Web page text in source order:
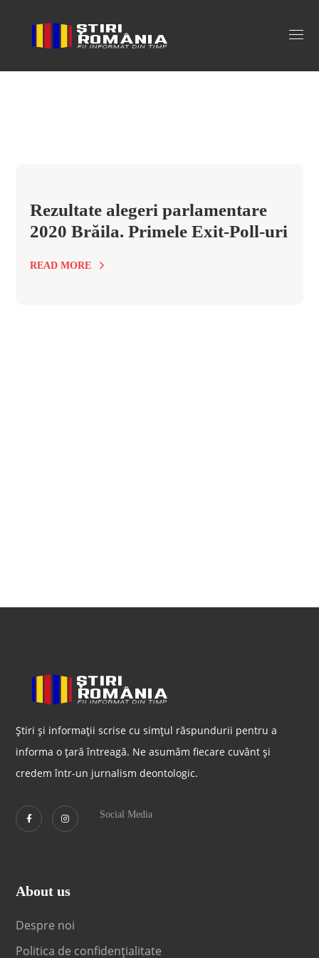
alegeri parlamentare braila Tag
Rezultate alegeri parlamentare
2020 Brăila. Primele Exit-Poll-uri
READ MORE
Știri și informații scrise cu simțul răspundurii pentru a
informa o țară întreagă. Ne asumăm fiecare cuvânt și
credem într-un jurnalism deontologic.
Social Media
About us
Despre noi
Politica de confidențialitate